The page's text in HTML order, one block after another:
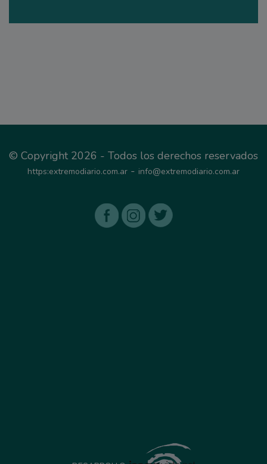
© Copyright 2026 - Todos los derechos reservados
https:extremodiario.com.ar - info@extremodiario.com.ar